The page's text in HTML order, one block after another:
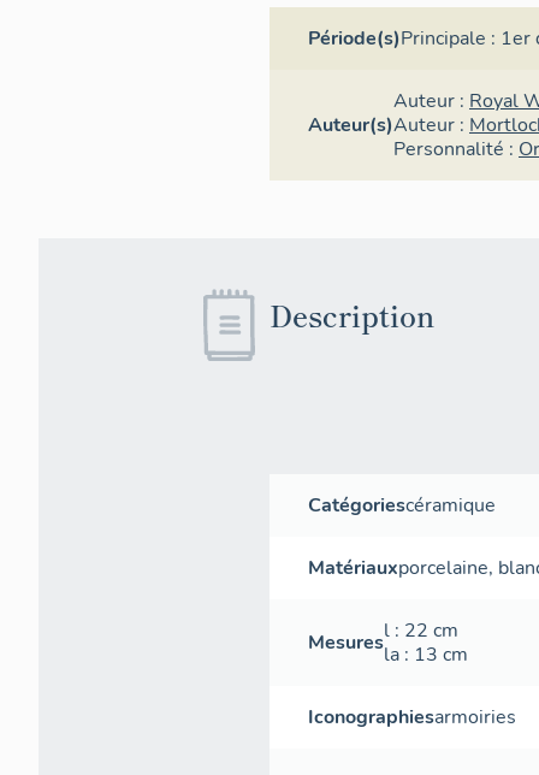
Période(s)Principale : 1er
Auteur(s)
Auteur : Royal
Auteur :
Personnalité :
Description
Catégoriescéramique
Matériauxporcelaine,
Mesuresl : 22 cm
la : 13 cm
Iconographiesarmoiries